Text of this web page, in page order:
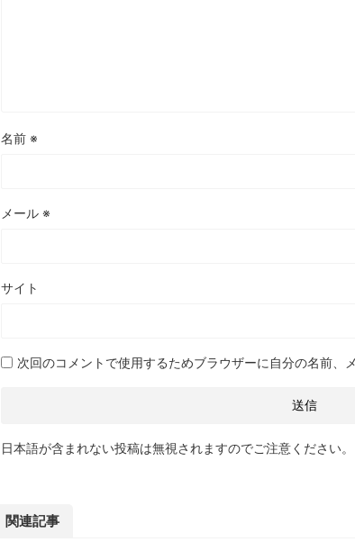
名前 ※
メール ※
サイト
次回のコメントで使用するためブラウザーに自分の名前、
日本語が含まれない投稿は無視されますのでご注意ください。
関連記事